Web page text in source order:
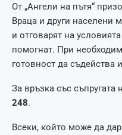
От „Ангели на пътя“
Враца и други населени
и отговарят на
помогнат. При
готовност да съдейства
За връзка със съпругата
248.
Всеки, който може да